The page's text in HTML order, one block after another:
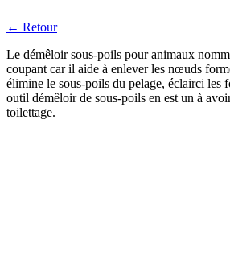
← Retour
Le démêloir sous-poils pour animaux
coupant car il aide à enlever les nœuds
élimine le sous-poils du pelage, éclairci les
outil démêloir de sous-poils en est un à
toilettage.